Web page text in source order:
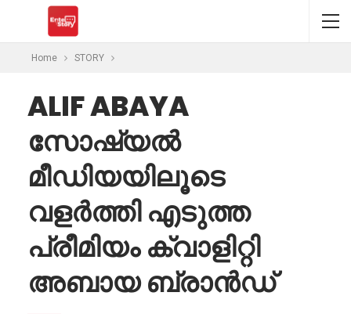
Home STORY
ALIF ABAYA
സോഷ്യൽ
മീഡിയയിലൂടെ
വളർത്തി എടുത്ത
പ്രീമിയം ക്വാളിറ്റി
അബായ ബ്രാൻഡ്